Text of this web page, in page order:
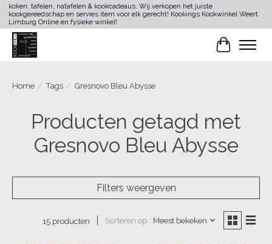
koken, tafelen, natafelen & kookcadeaus. Wij verkopen het juiste
kookgereedschap en servies item voor elk gerecht! Kookings Kookwinkel Weert
Limburg Online en fysieke winkel!
Home / Tags / Gresnovo Bleu Abysse
Producten getagd met
Gresnovo Bleu Abysse
Filters weergeven
15 producten Sorteren op Meest bekeken